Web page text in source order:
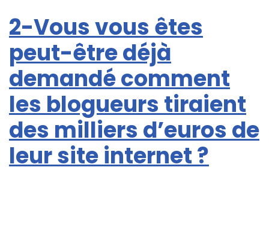
2-Vous vous êtes
peut-être déjà
demandé comment
les blogueurs tiraient
des milliers d’euros de
leur site internet ?